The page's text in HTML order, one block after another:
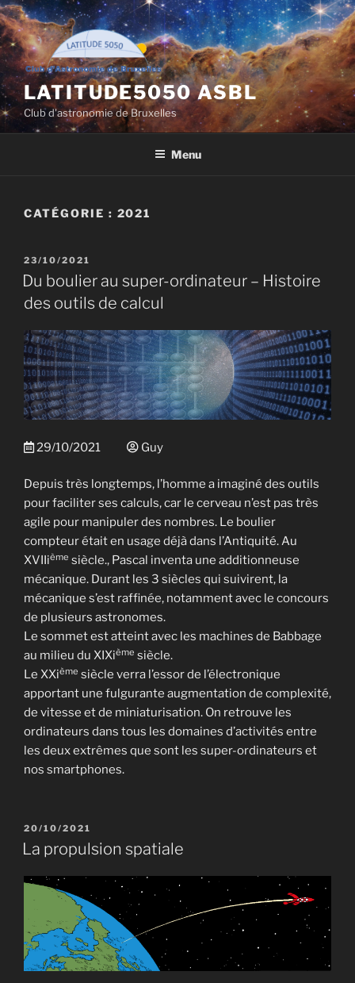
Aller
au
contenu
principal
LATITUDE5050 ASBL
Club d'astronomie de Bruxelles
Menu
CATÉGORIE : 2021
PUBLIÉ
LE
23/10/2021
Du boulier au super-ordinateur – Histoire
des outils de calcul
29/10/2021 Guy
Depuis très longtemps, l’homme a imaginé des outils
pour faciliter ses calculs, car le cerveau n’est pas très
agile pour manipuler des nombres. Le boulier
compteur était en usage déjà dans l’Antiquité. Au
XVIIième siècle., Pascal inventa une additionneuse
mécanique. Durant les 3 siècles qui suivirent, la
mécanique s’est raffinée, notamment avec le concours
de plusieurs astronomes.
Le sommet est atteint avec les machines de Babbage
au milieu du XIXième siècle.
Le XXième siècle verra l’essor de l’électronique
apportant une fulgurante augmentation de complexité,
de vitesse et de miniaturisation. On retrouve les
ordinateurs dans tous les domaines d’activités entre
les deux extrêmes que sont les super-ordinateurs et
nos smartphones.
PUBLIÉ
LE
20/10/2021
La propulsion spatiale